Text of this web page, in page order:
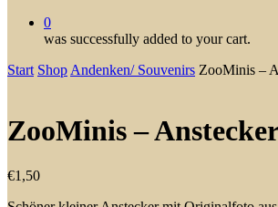
0
was successfully added to your cart.
Start Shop Andenken/ Souvenirs ZooMinis –
ZooMinis –
€1,50